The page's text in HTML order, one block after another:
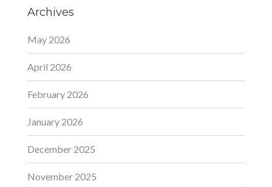
Archives
May 2026
April 2026
February 2026
January 2026
December 2025
November 2025